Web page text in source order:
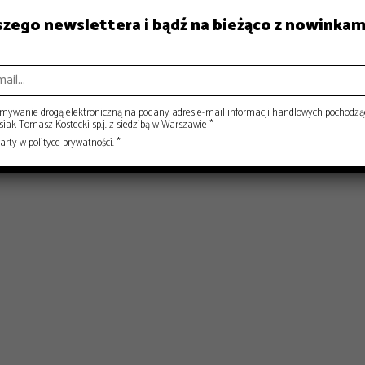
RYNEK
newslettera i bądź na bieżąco z
drogą elektroniczną na podany adres e-mail informacji handlowych
Tomasz Kostecki sp.j. z siedzibą w Warszawie *
wpolityce prywatności.*